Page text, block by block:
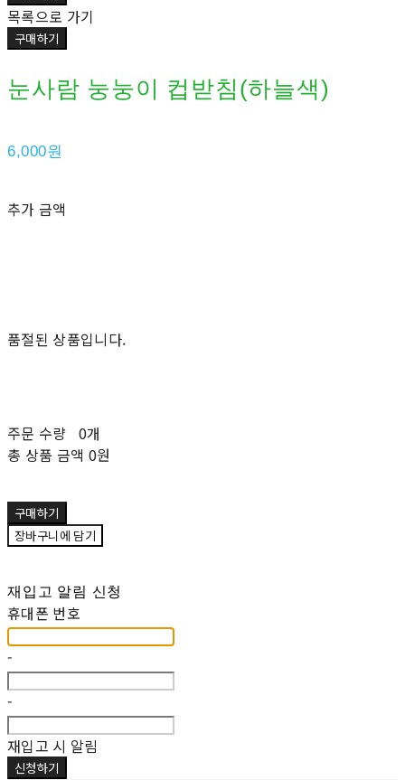
목록으로 가기
구매하기
눈사람 눙눙이 컵받침(하늘색)
6,000원
추가 금액
품절된 상품입니다.
주문 수량 0개
총 상품 금액 0원
구매하기
장바구니에 담기
재입고 알림 신청
휴대폰 번호
-
-
재입고 시 알림
신청하기